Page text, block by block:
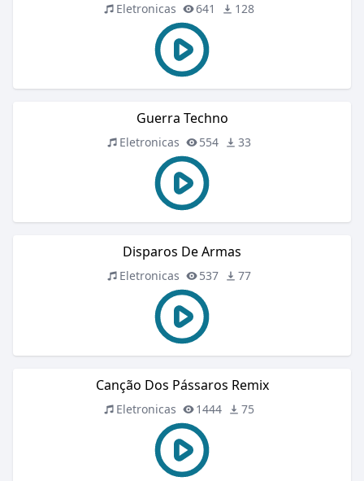
Eletronicas 641 128
Guerra Techno
Eletronicas 554 33
Disparos De Armas
Eletronicas 537 77
Canção Dos Pássaros Remix
Eletronicas 1444 75